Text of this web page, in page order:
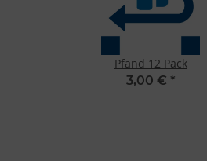
Pfand 12 Pack
3,00 € *